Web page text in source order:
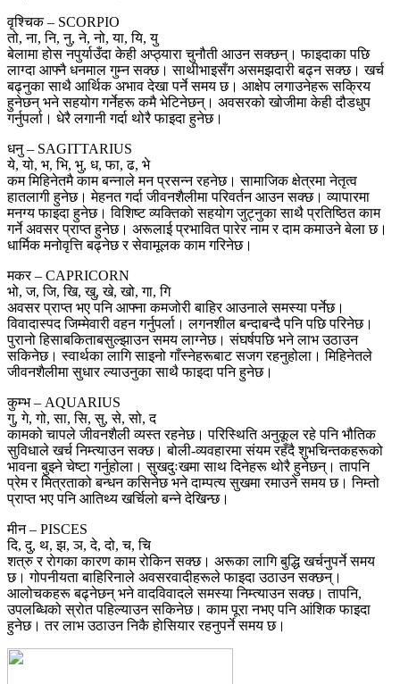
वृश्चिक – SCORPIO
तो, ना, नि, नु, ने, नो, या, यि, यु
बेलामा होस नपुर्याउँदा केही अप्ठ्यारा चुनौती आउन सक्छन्। फाइदाका पछि
लाग्दा आफ्नै धनमाल गुम्न सक्छ। साथीभाइसँग असमझदारी बढ्न सक्छ। खर्च
बढ्नुका साथै आर्थिक अभाव देखा पर्ने समय छ। आक्षेप लगाउनेहरू सक्रिय
हुनेछन् भने सहयोग गर्नेहरू कमै भेटिनेछन्। अवसरको खोजीमा केही दौडधुप
गर्नुपर्ला। धेरै लगानी गर्दा थोरै फाइदा हुनेछ।
धनु – SAGITTARIUS
ये, यो, भ, भि, भु, ध, फा, ढ, भे
कम मिहिनेतमै काम बन्नाले मन प्रसन्न रहनेछ। सामाजिक क्षेत्रमा नेतृत्व
हातलागी हुनेछ। मेहनत गर्दा जीवनशैलीमा परिवर्तन आउन सक्छ। व्यापारमा
मनग्य फाइदा हुनेछ। विशिष्ट व्यक्तिको सहयोग जुट्नुका साथै प्रतिष्ठित काम
गर्ने अवसर प्राप्त हुनेछ। अरूलाई प्रभावित पारेर नाम र दाम कमाउने बेला छ।
धार्मिक मनोवृत्ति बढ्नेछ र सेवामूलक काम गरिनेछ।
मकर – CAPRICORN
भो, ज, जि, खि, खु, खे, खो, गा, गि
अवसर प्राप्त भए पनि आफ्ना कमजोरी बाहिर आउनाले समस्या पर्नेछ।
विवादास्पद जिम्मेवारी वहन गर्नुपर्ला। लगनशील बन्दाबन्दै पनि पछि परिनेछ।
पुरानो हिसाबकिताबसुल्झाउन समय लाग्नेछ। संघर्षपछि भने लाभ उठाउन
सकिनेछ। स्वार्थका लागि साइनो गाँस्नेहरूबाट सजग रहनुहोला। मिहिनेतले
जीवनशैलीमा सुधार ल्याउनुका साथै फाइदा पनि हुनेछ।
कुम्भ – AQUARIUS
गु, गे, गो, सा, सि, सु, से, सो, द
कामको चापले जीवनशैली व्यस्त रहनेछ। परिस्थिति अनुकूल रहे पनि भौतिक
सुविधाले खर्च निम्त्याउन सक्छ। बोली-व्यवहारमा संयम रहँदै शुभचिन्तकहरूको
भावना बुझ्ने चेष्टा गर्नुहोला। सुखदुःखमा साथ दिनेहरू थोरै हुनेछन्। तापनि
प्रेम र मित्रताको बन्धन कसिनेछ भने दाम्पत्य सुखमा रमाउने समय छ। निम्तो
प्राप्त भए पनि आतिथ्य खर्चिलो बन्ने देखिन्छ।
मीन – PISCES
दि, दु, थ, झ, ञ, दे, दो, च, चि
शत्रु र राेगका कारण काम रोकिन सक्छ। अरूका लागि बुद्धि खर्चनुपर्ने समय
छ। गोपनीयता बाहिरिनाले अवसरवादीहरूले फाइदा उठाउन सक्छन्।
आलोचकहरू बढ्नेछन् भने वादविवादले समस्या निम्त्याउन सक्छ। तापनि,
उपलब्धिको स्रोत पहिल्याउन सकिनेछ। काम पूरा नभए पनि आंशिक फाइदा
हुनेछ। तर लाभ उठाउन निकै हाेसियार रहनुपर्ने समय छ।